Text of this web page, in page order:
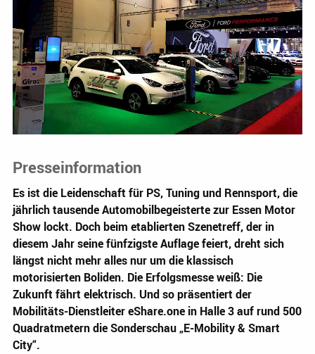
Presseinformation
Es ist die Leidenschaft für PS, Tuning und Rennsport, die
jährlich tausende Automobilbegeisterte zur Essen Motor
Show lockt. Doch beim etablierten Szenetreff, der in
diesem Jahr seine fünfzigste Auflage feiert, dreht sich
längst nicht mehr alles nur um die klassisch
motorisierten Boliden. Die Erfolgsmesse weiß: Die
Zukunft fährt elektrisch. Und so präsentiert der
Mobilitäts-Dienstleiter eShare.one in Halle 3 auf rund 500
Quadratmetern die Sonderschau „E-Mobility & Smart
City“.